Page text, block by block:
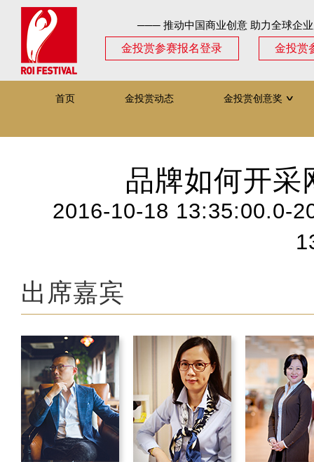
─── 推动中国商业创意 助力全球企
金投赏参赛报名登录
金投赏
首页 金投赏动态 金投赏创意奖 ∨
品牌如何开采
2016-10-18 13:35:00.0-
出席嘉宾